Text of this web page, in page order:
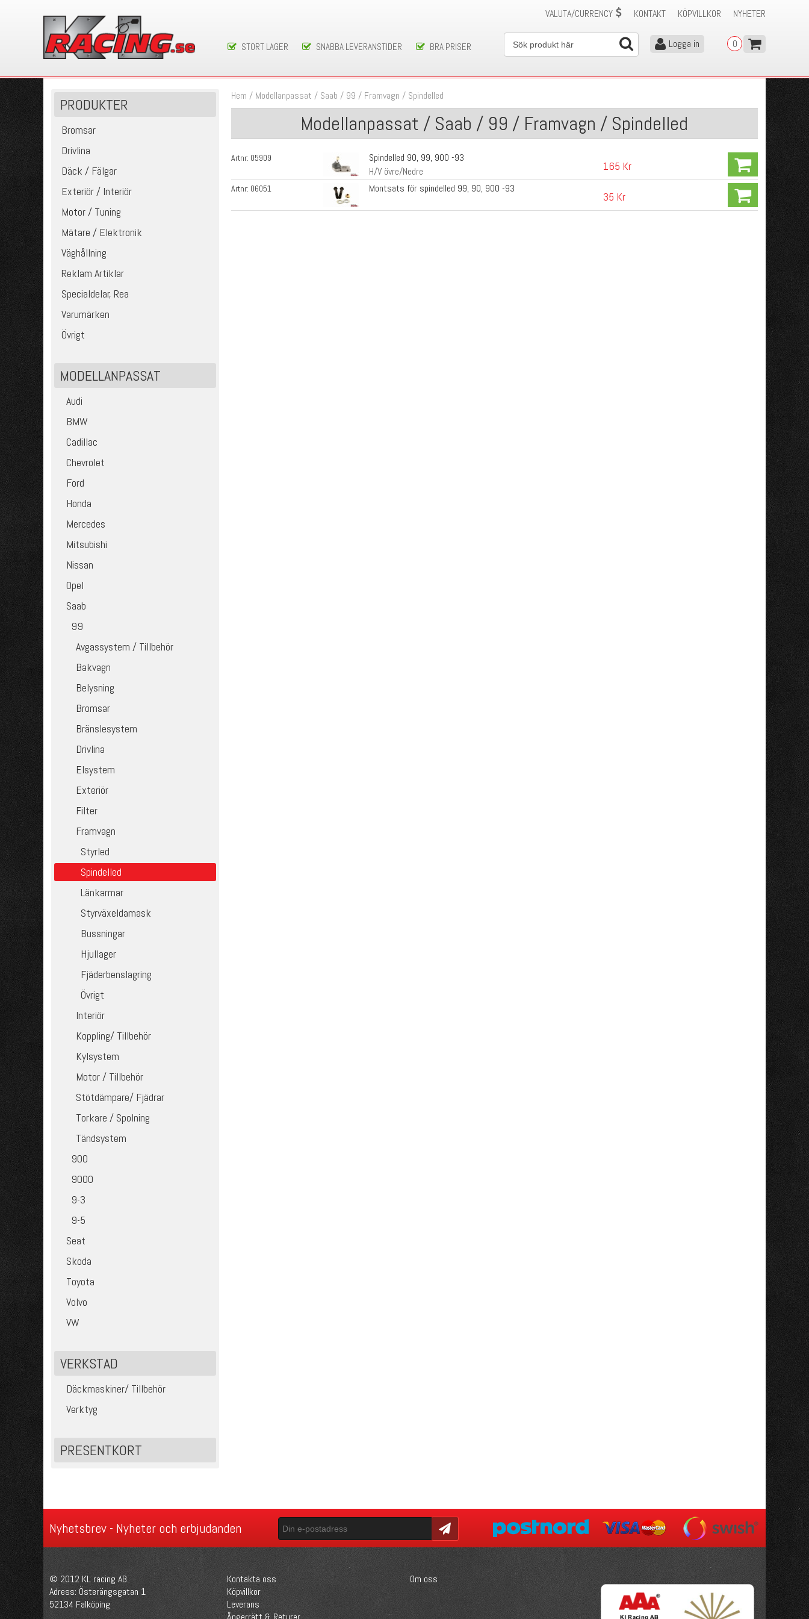
NYHETER
KÖPVILLKOR
KONTAKT
VALUTA/CURRENCY
STORT LAGER SNABBA LEVERANSTIDER BRA PRISER 0
Logga in
PRODUKTER
Bromsar
Drivlina
Däck / Fälgar
Exteriör / Interiör
Motor / Tuning
Mätare / Elektronik
Väghållning
Reklam Artiklar
Specialdelar, Rea
Varumärken
Övrigt
MODELLANPASSAT
Audi
BMW
Cadillac
Chevrolet
Ford
Honda
Mercedes
Mitsubishi
Nissan
Opel
Saab
99
Avgassystem / Tillbehör
Bakvagn
Belysning
Bromsar
Bränslesystem
Drivlina
Elsystem
Exteriör
Filter
Framvagn
Styrled
Spindelled
Länkarmar
Styrväxeldamask
Bussningar
Hjullager
Fjäderbenslagring
Övrigt
Interiör
Koppling/ Tillbehör
Kylsystem
Motor / Tillbehör
Stötdämpare/ Fjädrar
Torkare / Spolning
Tändsystem
900
9000
9-3
9-5
Seat
Skoda
Toyota
Volvo
VW
VERKSTAD
Däckmaskiner/ Tillbehör
Verktyg
PRESENTKORT
Hem / Modellanpassat / Saab / 99 / Framvagn / Spindelled
Modellanpassat / Saab / 99 / Framvagn / Spindelled
Artnr: 05909
Spindelled 90, 99, 900 -93
H/V övre/Nedre
165 Kr
Artnr: 06051 Montsats för spindelled 99, 90, 900 -93
35 Kr
Nyhetsbrev - Nyheter och erbjudanden Skicka
© 2012 KL racing AB.
Adress: Österängsgatan 1
52134 Falköping
Kontakta oss
Köpvillkor
Leverans
Om oss